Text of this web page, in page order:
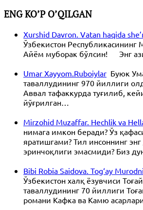
ENG KO’P O’QILGAN
Xurshid Davron. Vatan haqida
Ўзбекистон Республикасининг
Айём муборак бўлсин! Энг
Umar Xayyom.Ruboiylar Буюк
таваллудининг 970 йиллиги
Аввал тафаккурда туғилиб,
йўғрилган…
Mirzohid Muzaffar. Hechlik va
нимага имкон беради? Ўз
яратишгами? Тил инсоннинг
эринчоқлиги эмасмиди? Биз
Bibi Robia Saidova. Tog‘ay
Ўзбекистон халқ ёзувчиси
таваллудининг 70 йиллиги
романи Кафка ва Камю